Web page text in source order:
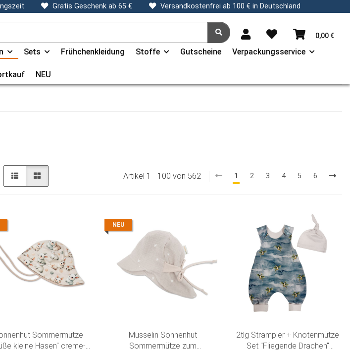
Gratis Geschenk ab 65 € Versandkostenfrei ab 100 € in Deutschland
0,00 €
Sets Frühchenkleidung Stoffe Gutscheine Verpackungsservice
NEU
Artikel 1 - 100 von 562 1 2 3 4 5 6
Sommermütze
kleine Hasen" creme-
NEU
Musselin Sonnenhut
Sommermütze zum
2tlg Strampler + Knotenmütze
Set "Fliegende Drachen"